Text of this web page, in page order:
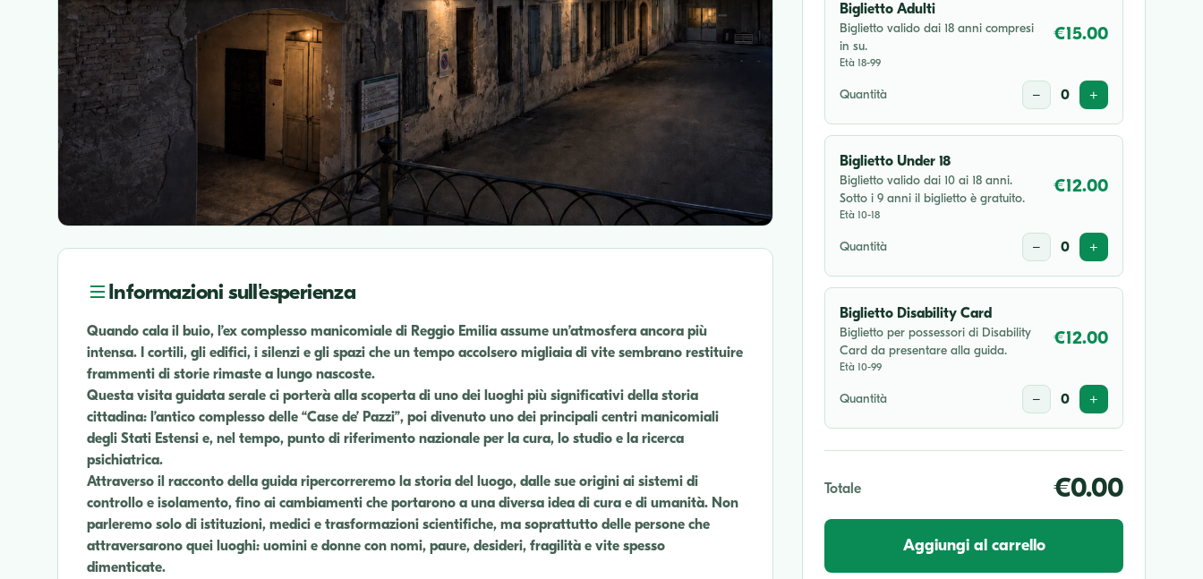
Informazioni sull'esperienza
Quando cala il buio, l’ex complesso manicomiale di Reggio Emilia assume un’atmosfera ancora più
intensa. I cortili, gli edifici, i silenzi e gli spazi che un tempo accolsero migliaia di vite sembrano restituire
frammenti di storie rimaste a lungo nascoste.
Questa visita guidata serale ci porterà alla scoperta di uno dei luoghi più significativi della storia
cittadina: l’antico complesso delle “Case de’ Pazzi”, poi divenuto uno dei principali centri manicomiali
degli Stati Estensi e, nel tempo, punto di riferimento nazionale per la cura, lo studio e la ricerca
psichiatrica.
Attraverso il racconto della guida ripercorreremo la storia del luogo, dalle sue origini ai sistemi di
controllo e isolamento, fino ai cambiamenti che portarono a una diversa idea di cura e di umanità. Non
parleremo solo di istituzioni, medici e trasformazioni scientifiche, ma soprattutto delle persone che
attraversarono quei luoghi: uomini e donne con nomi, paure, desideri, fragilità e vite spesso
dimenticate.
sab 05 set 2026
16:30
mer 16 set 2026
20:30
sab 17 ott 2026
16:30
Biglietto Adulti
Biglietto valido dai 18 anni compresi
in su.
Età 18-99
€15.00
Quantità − 0 +
Biglietto Under 18
Biglietto valido dai 10 ai 18 anni.
Sotto i 9 anni il biglietto è gratuito.
Età 10-18
€12.00
Quantità − 0 +
Biglietto Disability Card
Biglietto per possessori di Disability
Card da presentare alla guida.
Età 10-99
€12.00
Quantità − 0 +
Totale €0.00
Aggiungi al carrello